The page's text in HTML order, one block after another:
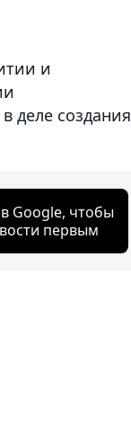
и
деле создания
Google, чтобы
первым